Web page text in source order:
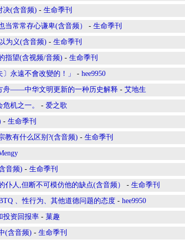
决(含音频) - 生命季刊
当常常存心谦卑(含音频） - 生命季刊
为义(含音频) - 生命季刊
指望(含视频/音频) - 生命季刊
〕永遠不會改變的！」 - hee9950
舟——中华文明更新的一种历史解释 - 艾地生
危机之一。 - 爱之歌
- 生命季刊
教有什么区别?(含音频) - 生命季刊
音频) - 生命季刊
仆人,但断不可模仿他的缺点(含音频） - 生命季刊
、性行为、其他道德问题的态度 - hee9950
投资回报率 - 菓趣
(含音频) - 生命季刊